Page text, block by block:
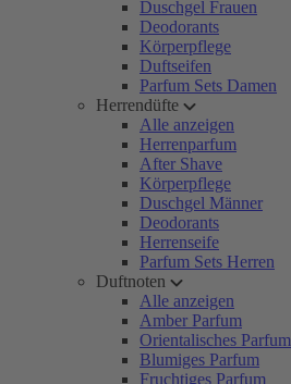
Duschgel Frauen
Deodorants
Körperpflege
Duftseifen
Parfum Sets Damen
Herrendüfte
Alle anzeigen
Herrenparfum
After Shave
Körperpflege
Duschgel Männer
Deodorants
Herrenseife
Parfum Sets Herren
Duftnoten
Alle anzeigen
Amber Parfum
Orientalisches Parfum
Blumiges Parfum
Fruchtiges Parfum